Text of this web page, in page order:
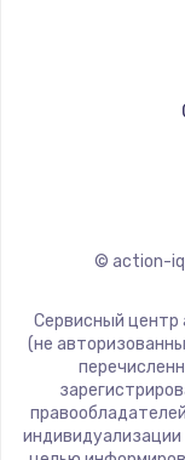
Замена
© action-
Сервисный центр
(не